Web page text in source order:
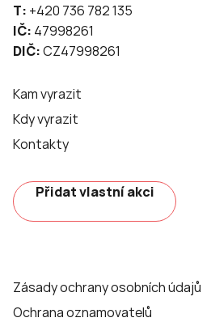
T: +420 736 782 135
IČ: 47998261
DIČ:CZ47998261
Kam vyrazit
Kdy vyrazit
Kontakty
Přidat vlastní akci
Zásady ochrany osobních údajů
Ochrana oznamovatelů